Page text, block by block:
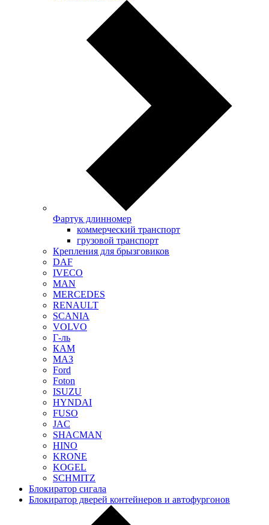
Фартук длинномер
коммерческий транспорт
грузовой транспорт
Крепления для брызговиков
DAF
IVECO
MAN
MERCEDES
RENAULT
SCANIA
VOLVO
Г-ль
КАМ
МАЗ
Ford
Foton
ISUZU
HYNDAI
FUSO
JAC
SHACMAN
HINO
KRONE
KOGEL
SCHMITZ
Блокиратор сигала
Блокиратор дверей контейнеров и автофургонов